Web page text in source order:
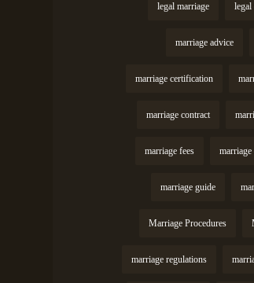
legal
legal marriage
marriage advice
marriage certification
marriage contract
marriage fees
marriage guide
Marriage Procedures
marriage regulations